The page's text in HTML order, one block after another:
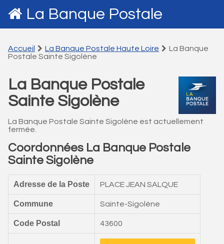
La Banque Postale
Accueil La Banque Postale Haute Loire
La Banque
Postale Sainte Sigolène
La Banque Postale
Sainte Sigolène
La Banque Postale Sainte Sigolène est actuellement
fermée.
Coordonnées La Banque Postale
Sainte Sigolène
Adresse de la Poste PLACE JEAN SALQUE
Commune Sainte-Sigolène
Code Postal 43600